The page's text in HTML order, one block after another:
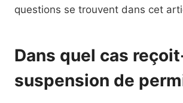
questions se trouvent dans cet
Dans quel cas
suspension de